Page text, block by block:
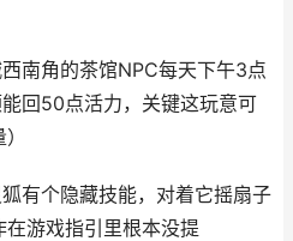
西南角的茶馆NPC每天下午3点
回50点活力，关键这玩意可
有个隐藏技能，对着它摇扇子
游戏指引里根本没提